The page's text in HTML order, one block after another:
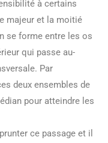
à certains
majeur et la moitié
se forme entre les os
qui passe au-
Par
deux ensembles de
pour atteindre les
ce passage et il